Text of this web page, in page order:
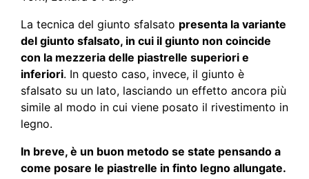
La tecnica del giunto sfalsato presenta la variante
del giunto sfalsato, in cui il giunto non coincide
con la mezzeria delle piastrelle superiori e
inferiori. In questo caso, invece, il giunto è
sfalsato su un lato, lasciando un effetto ancora più
simile al modo in cui viene posato il rivestimento in
legno.
In breve, è un buon metodo se state pensando a
come posare le piastrelle in finto legno allungate.